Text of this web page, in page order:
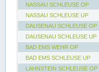
NASSAU SCHLEUSE OP
NASSAU SCHLEUSE UP
DAUSENAU SCHLEUSE OP
DAUSENAU SCHLEUSE UP
BAD EMS WEHR OP
BAD EMS SCHLEUSE UP
LAHNSTEIN SCHLEUSE OP